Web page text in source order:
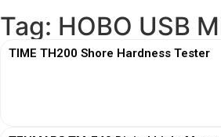
Tag: HOBO USB
TIME TH200 Shore Hardness Tester